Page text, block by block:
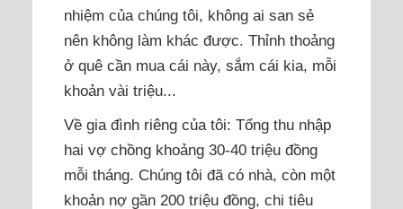
nhiệm của chúng tôi, không ai san sẻ
nên không làm khác được. Thỉnh thoảng
ở quê cần mua cái này, sắm cái kia, mỗi
khoản vài triệu...
Về gia đình riêng của tôi: Tổng thu nhập
hai vợ chồng khoảng 30-40 triệu đồng
mỗi tháng. Chúng tôi đã có nhà, còn một
khoản nợ gần 200 triệu đồng, chi tiêu